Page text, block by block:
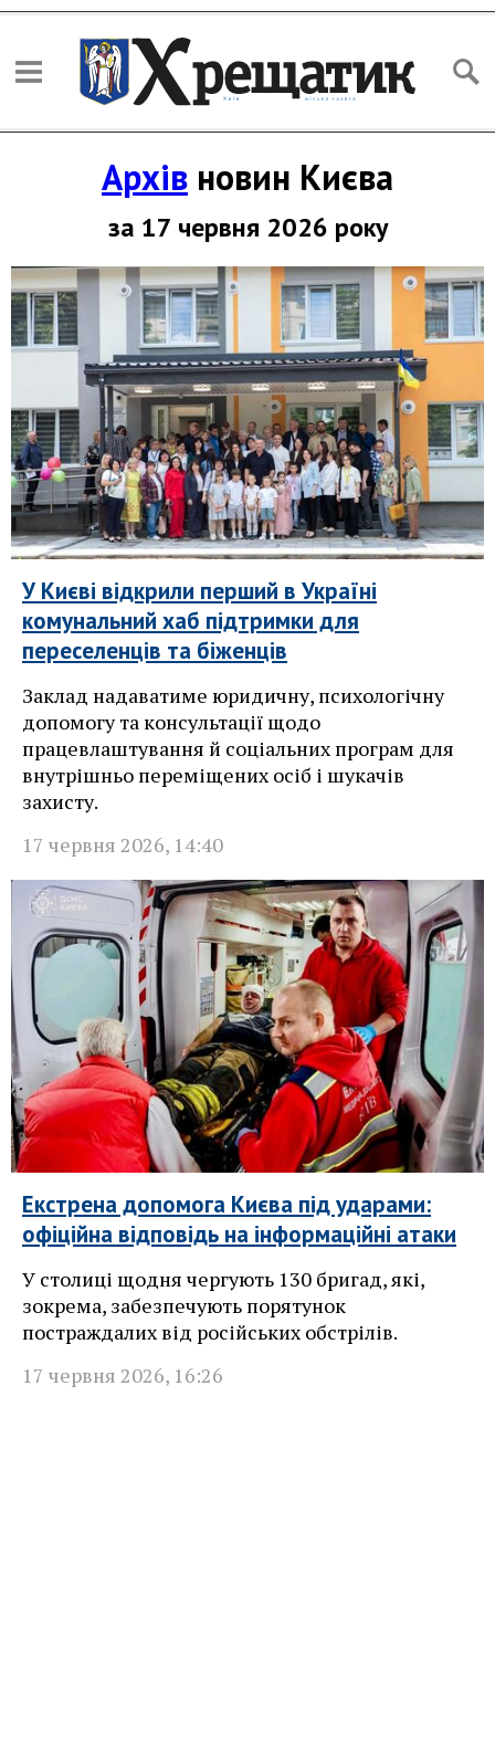
Архів новин Києва
за 17 червня 2026 року
У Києві відкрили перший в Україні
комунальний хаб підтримки для
переселенців та біженців
Заклад надаватиме юридичну, психологічну
допомогу та консультації щодо
працевлаштування й соціальних програм для
внутрішньо переміщених осіб і шукачів
захисту.
17 червня 2026, 14:40
Екстрена допомога Києва під ударами:
офіційна відповідь на інформаційні атаки
У столиці щодня чергують 130 бригад, які,
зокрема, забезпечують порятунок
постраждалих від російських обстрілів.
17 червня 2026, 16:26